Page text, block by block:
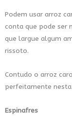
Podem usar arroz
conta que pode ser
que largue algum
rissoto.
Contudo o arroz
perfeitamente
Espinafres